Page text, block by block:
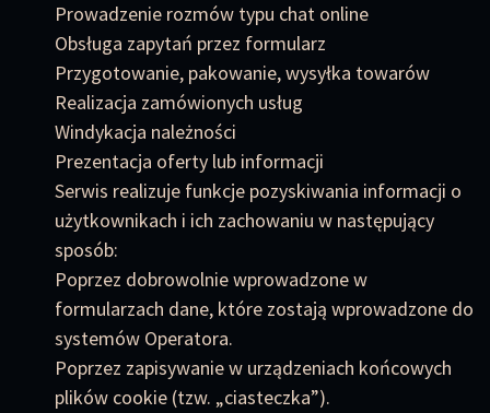
Prowadzenie rozmów typu chat online
Obsługa zapytań przez formularz
Przygotowanie, pakowanie, wysyłka towarów
Realizacja zamówionych usług
Windykacja należności
Prezentacja oferty lub informacji
Serwis realizuje funkcje pozyskiwania informacji o
użytkownikach i ich zachowaniu w następujący
sposób:
Poprzez dobrowolnie wprowadzone w
formularzach dane, które zostają wprowadzone do
systemów Operatora.
Poprzez zapisywanie w urządzeniach końcowych
plików cookie (tzw. „ciasteczka”).